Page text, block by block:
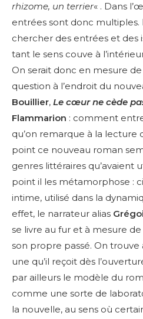
rhizome, un terrier« . Dans
entrées sont donc
chercher des entrées et des
tant le sens couve à
On serait donc en mesure
question à l’endroit du
Bouillier, Le cœur ne cède
Flammarion : comment
qu’on remarque à la lecture
point ce nouveau roman
genres littéraires qu’avaient
point il les métamorphose :
intime, utilisé dans la
effet, le narrateur alias
se livre au fur et à mesure
son propre passé. On trouve
une qu’il reçoit dès
par ailleurs le modèle du
comme une sorte de
la nouvelle, au sens où